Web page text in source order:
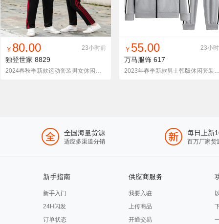
找同款 加入铺货单 收藏
￥ 80.00 23小时前
独登世家 8829
2024春秋季新款运动套装男女休闲跑步运动服春秋中学生团体定制班服校服
找同款 加入铺货单 收藏
￥ 55.00 23小
万马服饰 617
2023年春季新款男士韩版休闲套装开
全国海量货源
适应多渠道分销
每日上新
百万厂家货
新手指南
新手入门
24H闪发
订单状态
供应商服务
我要入驻
上传商品
开通交易